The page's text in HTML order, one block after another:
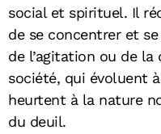
social et spirituel. Il
de se concentrer et
de l’agitation ou de la
société, qui évoluent
heurtent à la nature
du deuil.